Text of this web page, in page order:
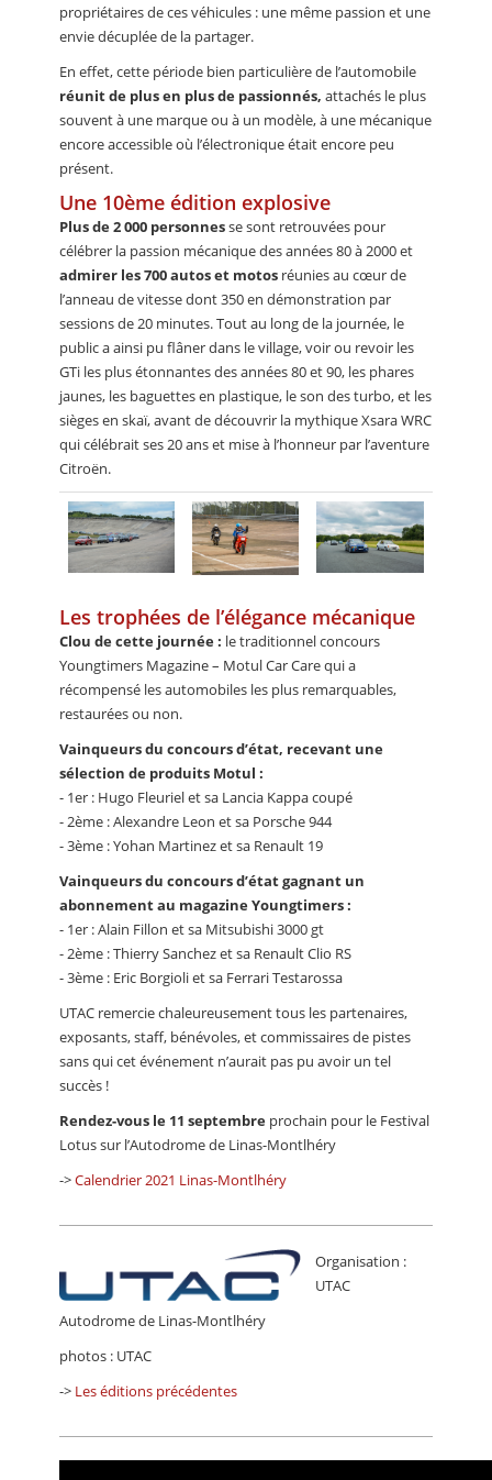
propriétaires de ces véhicules : une même passion et une
envie décuplée de la partager.
En effet, cette période bien particulière de l’automobile
réunit de plus en plus de passionnés, attachés le plus
souvent à une marque ou à un modèle, à une mécanique
encore accessible où l’électronique était encore peu
présent.
Une 10ème édition explosive
Plus de 2 000 personnesse sont retrouvées pour
célébrer la passion mécanique des années 80 à 2000 et
admirer les 700 autos et motos réunies au cœur de
l’anneau de vitesse dont 350 en démonstration par
sessions de 20 minutes. Tout au long de la journée, le
public a ainsi pu flâner dans le village, voir ou revoir les
GTi les plus étonnantes des années 80 et 90, les phares
jaunes, les baguettes en plastique, le son des turbo, et les
sièges en skaï, avant de découvrir la mythique Xsara WRC
qui célébrait ses 20 ans et mise à l’honneur par l’aventure
Citroën.
Les trophées de l’élégance mécanique
Clou de cette journée : le traditionnel concours
Youngtimers Magazine – Motul Car Care qui a
récompensé les automobiles les plus remarquables,
restaurées ou non.
Vainqueurs du concours d’état, recevant une
sélection de produits Motul :
- 1er : Hugo Fleuriel et sa Lancia Kappa coupé
- 2ème : Alexandre Leon et sa Porsche 944
- 3ème : Yohan Martinez et sa Renault 19
Vainqueurs du concours d’état gagnant un
abonnement au magazine Youngtimers :
- 1er : Alain Fillon et sa Mitsubishi 3000 gt
- 2ème : Thierry Sanchez et sa Renault Clio RS
- 3ème : Eric Borgioli et sa Ferrari Testarossa
UTAC remercie chaleureusement tous les partenaires,
exposants, staff, bénévoles, et commissaires de pistes
sans qui cet événement n’aurait pas pu avoir un tel
succès !
Rendez-vous le 11 septembre prochain pour le Festival
Lotus sur l’Autodrome de Linas-Montlhéry
->Calendrier 2021 Linas-Montlhéry
Organisation :
UTAC
Autodrome de Linas-Montlhéry
photos : UTAC
-> Les éditions précédentes